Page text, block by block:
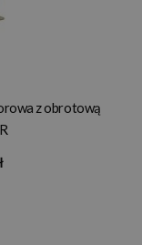
z obrotową